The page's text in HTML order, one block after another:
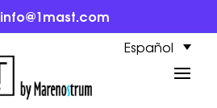
info@1mast.com
Español